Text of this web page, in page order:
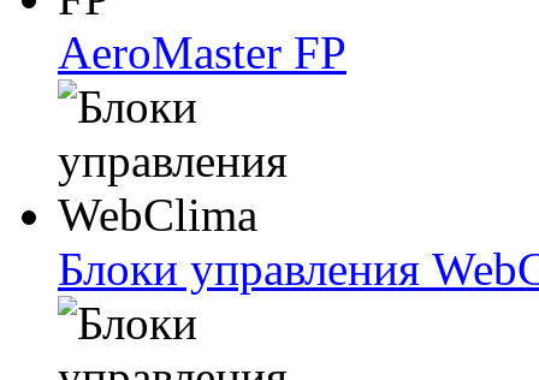
AeroMaster FP
Блоки упрaвлeния